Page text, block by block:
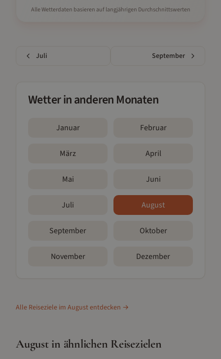
Alle Wetterdaten basieren auf langjährigen Durchschnittswerten
Juli September
Wetter in anderen Monaten
Januar Februar
März April
Mai Juni
Juli August
September Oktober
November Dezember
Alle Reiseziele im Augustentdecken →
Augustin ähnlichen Reisezielen